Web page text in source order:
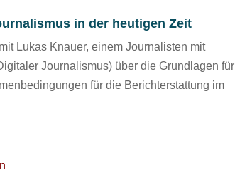
in der heutigen Zeit
Lukas Knauer, einem Journalisten mit
Journalismus) über die Grundlagen für
für die Berichterstattung im